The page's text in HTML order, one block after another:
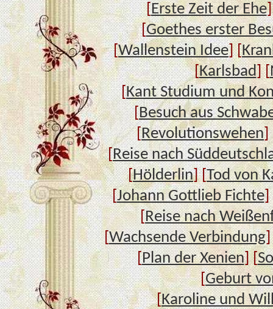
[Erste Zeit der Ehe
[Goethes erster
[Wallenstein Idee] [
[Karlsbad] [
[Kant Studium und
[Besuch aus
[Revolutionswehen]
[Reise nach
[Hölderlin] [Tod von
[Johann Gottlieb Fichte]
[Reise nach
[Wachsende Verbindung]
[Plan der Xenien] [
[Geburt
[Karoline und